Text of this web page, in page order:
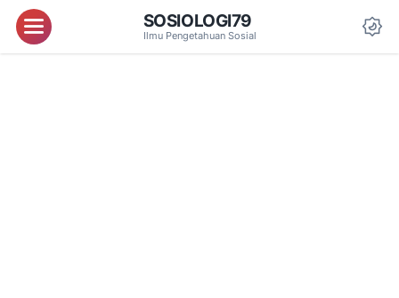
Menu SOSIOLOGI79
Ilmu Pengetahuan Sosial